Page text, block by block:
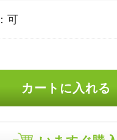
：可
カートに入れる